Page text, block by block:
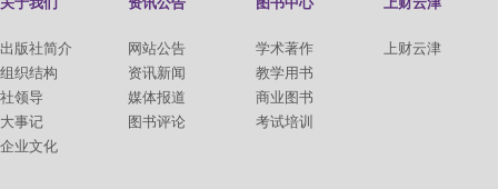
出版社简介
组织结构
社领导
大事记
企业文化
网站公告
资讯新闻
媒体报道
图书评论
学术著作
教学用书
商业图书
考试培训
上财云津